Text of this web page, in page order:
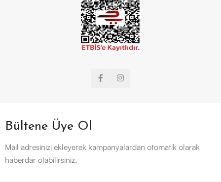
Bültene Üye Ol
Mail adresinizi ekleyerek kampanyalardan otomatik olarak
haberdar olabilirsiniz.